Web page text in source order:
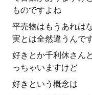
ものですよね
平売物はもうあれは
実とは全然違うんで
好きとか千利休さん
っちゃいますけど
好きという概念は